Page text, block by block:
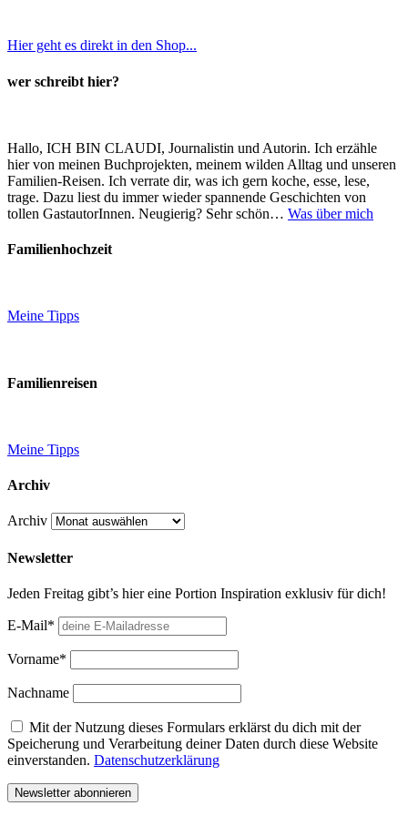
Hier geht es direkt in den Shop...
wer schreibt hier?
Hallo, ICH BIN CLAUDI, Journalistin und Autorin. Ich erzähle
hier von meinen Buchprojekten, meinem wilden Alltag und unseren
Familien-Reisen. Ich verrate dir, was ich gern koche, esse, lese,
trage. Dazu liest du immer wieder spannende Geschichten von
tollen GastautorInnen. Neugierig? Sehr schön… Was über mich
Familienhochzeit
Meine Tipps
Familienreisen
Meine Tipps
Archiv
Archiv
Newsletter
Jeden Freitag gibt’s hier eine Portion Inspiration exklusiv für dich!
E-Mail*
Vorname*
Nachname
Mit der Nutzung dieses Formulars erklärst du dich mit der
Speicherung und Verarbeitung deiner Daten durch diese Website
einverstanden. Datenschutzerklärung